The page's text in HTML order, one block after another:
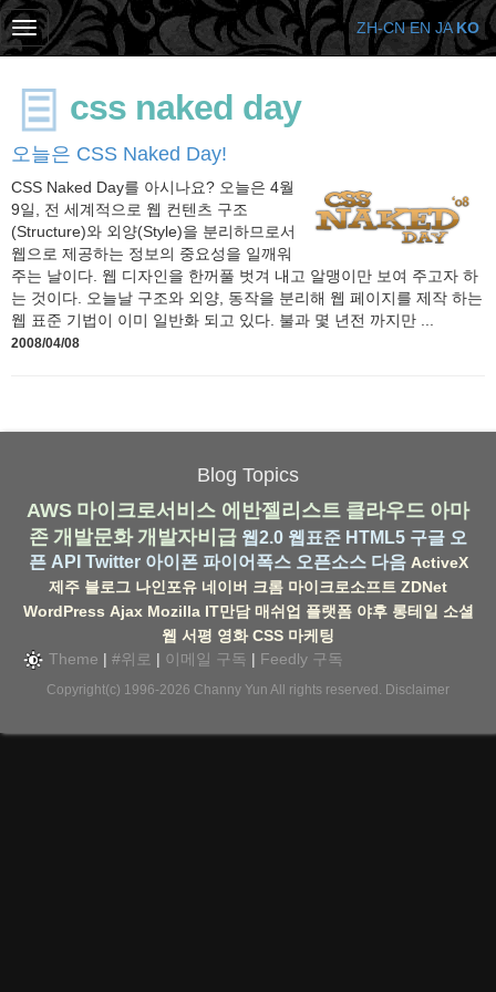
css naked day
오늘은 CSS Naked Day!
CSS Naked Day를 아시나요? 오늘은 4월
9일, 전 세계적으로 웹 컨텐츠 구조
(Structure)와 외양(Style)을 분리하므로서
웹으로 제공하는 정보의 중요성을 일깨워
주는 날이다. 웹 디자인을 한꺼풀 벗겨 내고 알맹이만 보여 주고자 하
는 것이다. 오늘날 구조와 외양, 동작을 분리해 웹 페이지를 제작 하는
웹 표준 기법이 이미 일반화 되고 있다. 불과 몇 년전 까지만 ...
2008/04/08
Blog Topics
AWS 마이크로서비스 에반젤리스트 클라우드 아마
존 개발문화 개발자비급 웹2.0 웹표준 HTML5 구글 오
픈 API Twitter 아이폰 파이어폭스 오픈소스 다음 ActiveX
제주 블로그 나인포유 네이버 크롬 마이크로소프트 ZDNet
WordPress Ajax Mozilla IT만담 매쉬업 플랫폼 야후 롱테일 소셜
웹 서평 영화 CSS 마케팅
Theme | #위로 | 이메일 구독 | Feedly 구독
Copyright(c) 1996-2026 Channy Yun All rights reserved. Disclaimer
ZH-CN EN JA KO